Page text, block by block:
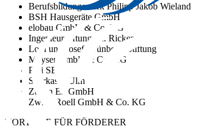
Berufsbildungswerk Philipp Jakob Wieland
BSH Hausgeräte GmbH
elobau GmbH & Co. KG
Ingenieurstiftung Dr. Ricker
Loni und Josef Grünbeck-Stiftung
Mayser GmbH & Co. KG
Peri SE
Sparkasse Ulm
Zuken E3 GmbH
Zwick Roell GmbH & Co. KG
VORTEILE FÜR FÖRDERER